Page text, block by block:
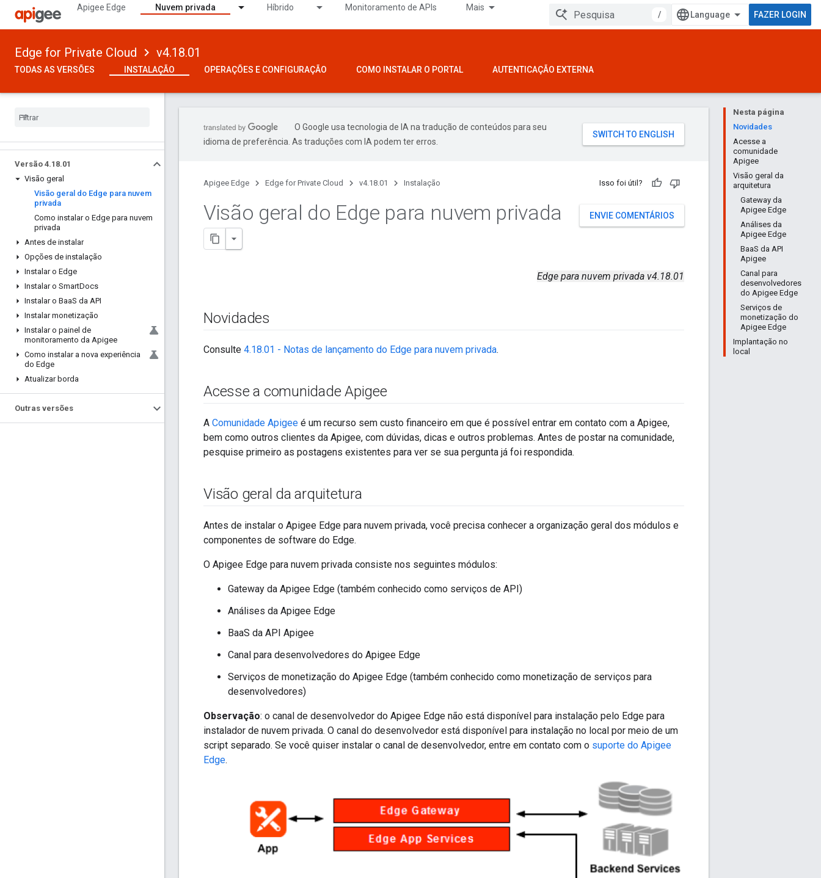
Apigee Edge Nuvem privada Híbrido Monitoramento de APIs Mais
/ FAZER LOGIN
Edge for Private Cloud v4.18.01
TODAS AS VERSÕES INSTALAÇÃO OPERAÇÕES E CONFIGURAÇÃO COMO INSTALAR O PORTAL AUTENTICAÇÃO EXTERNA
Versão 4.18.01
Visão geral
Visão geral do Edge para nuvem
privada
Como instalar o Edge para nuvem
privada
Antes de instalar
Opções de instalação
Instalar o Edge
Instalar o SmartDocs
Instalar o BaaS da API
Instalar monetização
Instalar o painel de
monitoramento da Apigee
Como instalar a nova experiência
do Edge
Atualizar borda
Outras versões
Nesta página
Novidades
Acesse a
comunidade
Apigee
Visão geral da
arquitetura
Gateway da
Apigee Edge
Análises da
Apigee Edge
BaaS da API
Apigee
Canal para
desenvolvedores
do Apigee Edge
Serviços de
monetização do
Apigee Edge
Implantação no
local
O Google usa tecnologia de IA na tradução de conteúdos para seu
idioma de preferência. As traduções com IA podem ter erros.
Apigee Edge Edge for Private Cloud v4.18.01 Instalação Isso foi útil?
ENVIE COMENTÁRIOS
Visão geral do Edge para nuvem privada
Edge para nuvem privada v4.18.01
Novidades
Consulte 4.18.01 - Notas de lançamento do Edge para nuvem privada.
Acesse a comunidade Apigee
A Comunidade Apigee é um recurso sem custo financeiro em que é possível entrar em contato com a Apigee,
bem como outros clientes da Apigee, com dúvidas, dicas e outros problemas. Antes de postar na comunidade,
pesquise primeiro as postagens existentes para ver se sua pergunta já foi respondida.
Visão geral da arquitetura
Antes de instalar o Apigee Edge para nuvem privada, você precisa conhecer a organização geral dos módulos e
componentes de software do Edge.
O Apigee Edge para nuvem privada consiste nos seguintes módulos:
Gateway da Apigee Edge (também conhecido como serviços de API)
Análises da Apigee Edge
BaaS da API Apigee
Canal para desenvolvedores do Apigee Edge
Serviços de monetização do Apigee Edge (também conhecido como monetização de serviços para
desenvolvedores)
Observação: o canal de desenvolvedor do Apigee Edge não está disponível para instalação pelo Edge para
instalador de nuvem privada. O canal do desenvolvedor está disponível para instalação no local por meio de um
script separado. Se você quiser instalar o canal de desenvolvedor, entre em contato com o suporte do Apigee
Edge.